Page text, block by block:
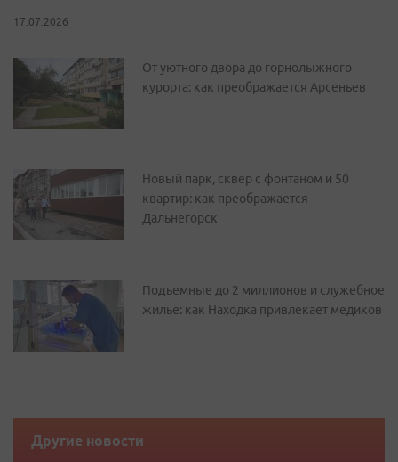
17.07.2026
От уютного двора до горнолыжного
курорта: как преображается Арсеньев
Новый парк, сквер с фонтаном и 50
квартир: как преображается
Дальнегорск
Подъемные до 2 миллионов и служебное
жилье: как Находка привлекает медиков
Другие новости